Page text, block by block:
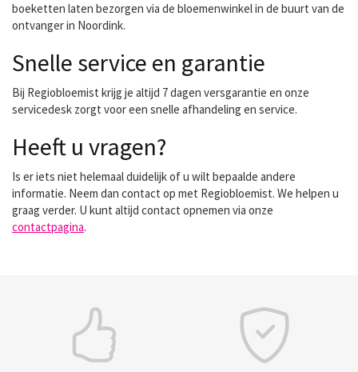
boeketten laten bezorgen via de bloemenwinkel in de buurt van de
ontvanger in Noordink.
Snelle service en garantie
Bij Regiobloemist krijg je altijd 7 dagen versgarantie en onze
servicedesk zorgt voor een snelle afhandeling en service.
Heeft u vragen?
Is er iets niet helemaal duidelijk of u wilt bepaalde andere
informatie. Neem dan contact op met Regiobloemist. We helpen u
graag verder. U kunt altijd contact opnemen via onze
contactpagina.